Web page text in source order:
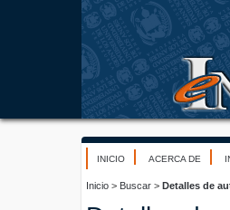
INICIO ACERCA DE
Inicio > Buscar > Detalles de